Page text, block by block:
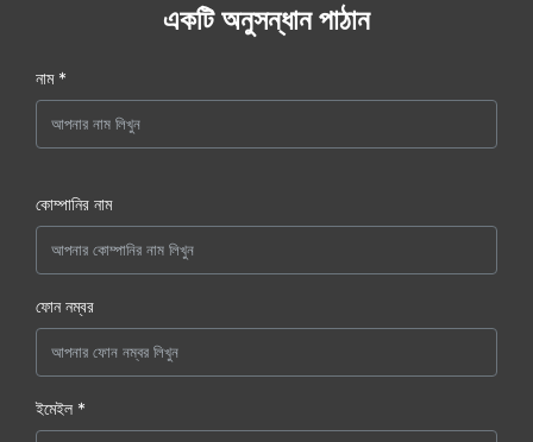
একটি অনুসন্ধান পাঠান
নাম *
কোম্পানির নাম
ফোন নম্বর
ইমেইল *